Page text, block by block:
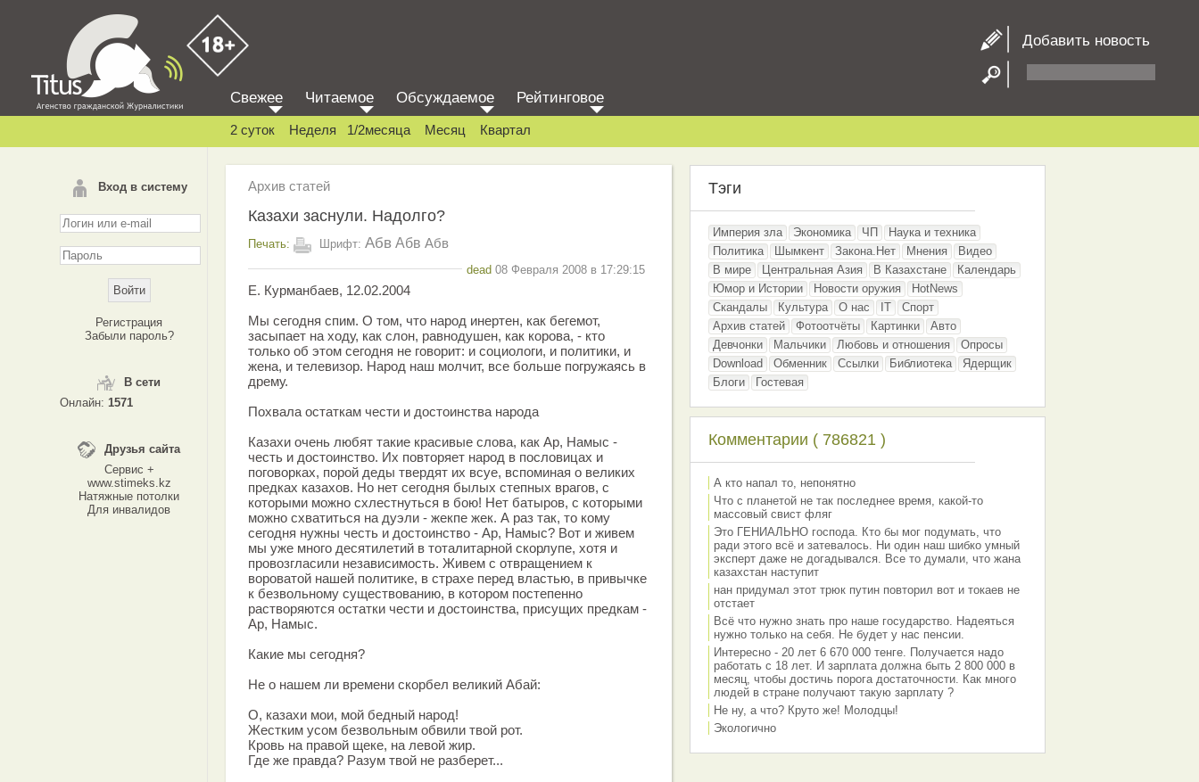
Добавить новость
Вход в систему
Регистрация
Забыли пароль?
В сети
Онлайн: 1571
Друзья сайта
Сервис +
www.stimeks.kz
Натяжные потолки
Для инвалидов
Свежее Читаемое Обсуждаемое Рейтинговое
2 суток Неделя 1/2месяца Месяц Квартал
Архив статей
Казахи заснули. Надолго?
Печать: Шрифт: Абв Абв Абв
dead 08 Февраля 2008 в 17:29:15
Е. Курманбаев, 12.02.2004
Мы сегодня спим. О том, что народ инертен, как бегемот,
засыпает на ходу, как слон, равнодушен, как корова, - кто
только об этом сегодня не говорит: и социологи, и политики, и
жена, и телевизор. Народ наш молчит, все больше погружаясь в
дрему.
Похвала остаткам чести и достоинства народа
Казахи очень любят такие красивые слова, как Ар, Намыс -
честь и достоинство. Их повторяет народ в пословицах и
поговорках, порой деды твердят их всуе, вспоминая о великих
предках казахов. Но нет сегодня былых степных врагов, с
которыми можно схлестнуться в бою! Нет батыров, с которыми
можно схватиться на дуэли - жекпе жек. А раз так, то кому
сегодня нужны честь и достоинство - Ар, Намыс? Вот и живем
мы уже много десятилетий в тоталитарной скорлупе, хотя и
провозгласили независимость. Живем с отвращением к
вороватой нашей политике, в страхе перед властью, в привычке
к безвольному существованию, в котором постепенно
растворяются остатки чести и достоинства, присущих предкам -
Ар, Намыс.
Какие мы сегодня?
Не о нашем ли времени скорбел великий Абай:
О, казахи мои, мой бедный народ!
Жестким усом безвольным обвили твой рот.
Кровь на правой щеке, на левой жир.
Где же правда? Разум твой не разберет...
Тэги
Империя зла Экономика ЧП
Наука и техника
Политика
Шымкент Закона.Нет Мнения
Видео
В мире
Центральная Азия В Казахстане
Календарь
Юмор и Истории
Новости оружия
HotNews
Скандалы
Культура О нас IT
Спорт
Архив статей
Фотоотчёты Картинки
Авто
Девчонки
Мальчики Любовь и отношения
Опросы
Download
Обменник Ссылки Библиотека
Ядерщик
Блоги
Гостевая
Комментарии ( 786821 )
А кто напал то, непонятно
Что с планетой не так последнее время, какой-то
массовый свист фляг
Это ГЕНИАЛЬНО господа. Кто бы мог подумать, что
ради этого всё и затевалось. Ни один наш шибко умный
эксперт даже не догадывался. Все то думали, что жана
казахстан наступит
нан придумал этот трюк путин повторил вот и токаев не
отстает
Всё что нужно знать про наше государство. Надеяться
нужно только на себя. Не будет у нас пенсии.
Интересно - 20 лет 6 670 000 тенге. Получается надо
работать с 18 лет. И зарплата должна быть 2 800 000 в
месяц, чтобы достичь порога достаточности. Как много
людей в стране получают такую зарплату ?
Не ну, а что? Круто же! Молодцы!
Экологично